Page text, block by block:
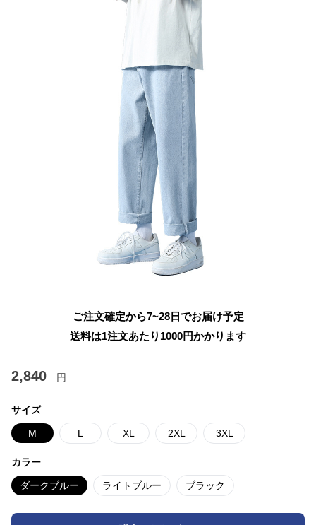
ご注文確定から7~28日でお届け予定
送料は1注文あたり 1000円かかります
2,840 円
サイズ
M L XL 2XL 3XL
カラー
ダークブルー ライトブルー ブラック